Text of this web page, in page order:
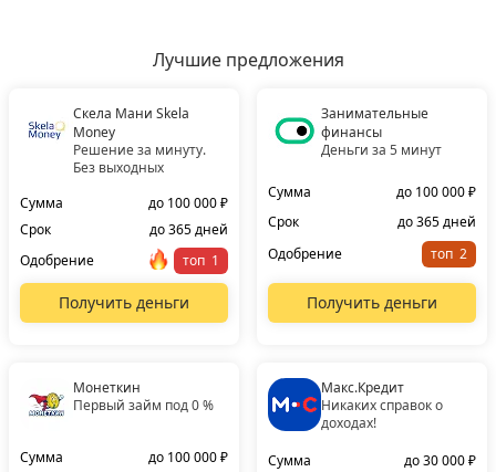
Лучшие предложения
Скела Мани Skela
Money
Решение за минуту.
Без выходных
Сумма
до 100 000 ₽
Срок
до 365 дней
Одобрение
топ
Получить деньги
Занимательные
финансы
Деньги за 5 минут
Сумма
до 100 000 ₽
Срок
до 365 дней
Одобрение
топ
Получить деньги
Монеткин
Первый займ под 0 %
Сумма
до 100 000 ₽
Макс.Кредит
Никаких справок о
доходах!
Сумма
до 30 000 ₽